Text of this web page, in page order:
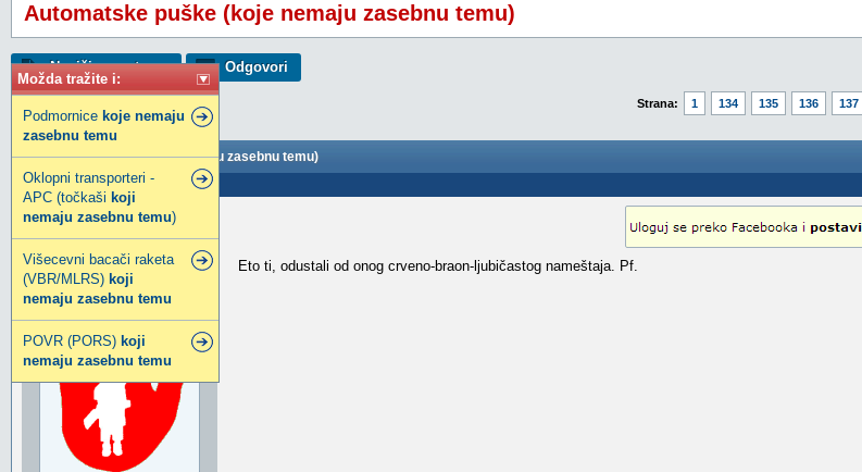
Možda tražite i:
Podmornice koje nemaju
zasebnu temu
Oklopni transporteri -
APC (točkaši koji
nemaju zasebnu temu)
Višecevni bacači raketa
(VBR/MLRS) koji
nemaju zasebnu temu
POVR (PORS) koji
nemaju zasebnu temu
Automatske puške (koje nemaju zasebnu temu)
Napiši novu temu Odgovori
Strana: 1 134 135 136 137
Automatske puške (koje nemaju zasebnu temu)
Poslao: 01 Sep 2025 13:05
A.R.Chafee.Jr.
Eto ti, odustali od onog crveno-braon-ljubičastog nameštaja. Pf.